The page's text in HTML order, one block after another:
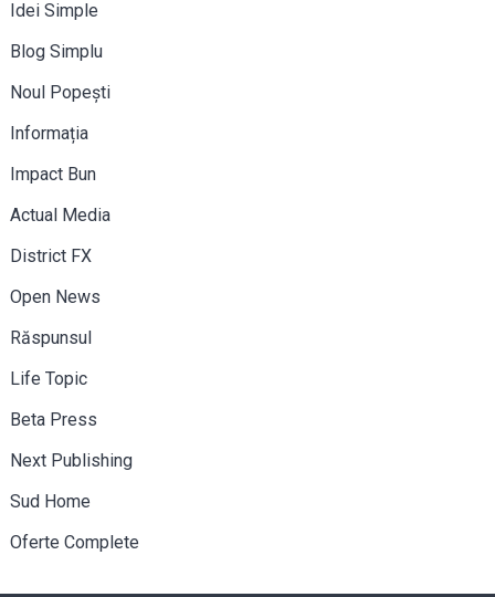
Idei Simple
Blog Simplu
Noul Popești
Informația
Impact Bun
Actual Media
District FX
Open News
Răspunsul
Life Topic
Beta Press
Next Publishing
Sud Home
Oferte Complete